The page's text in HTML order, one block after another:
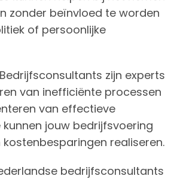
zonder beïnvloed te worden
of persoonlijke
Bedrijfsconsultants zijn experts
van inefficiënte processen
van effectieve
kunnen jouw bedrijfsvoering
realiseren.
bedrijfsconsultants